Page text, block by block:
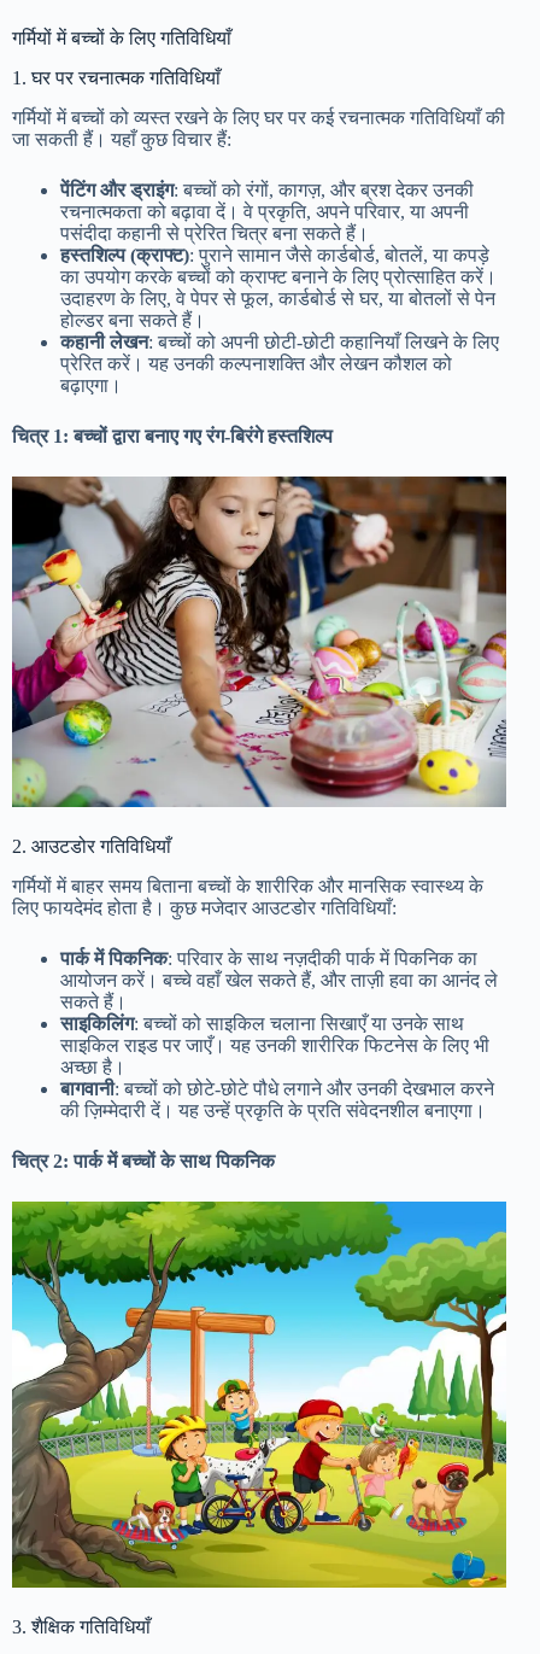
गर्मियों में बच्चों के लिए गतिविधियाँ
1. घर पर रचनात्मक गतिविधियाँ
गर्मियों में बच्चों को व्यस्त रखने के लिए घर पर कई रचनात्मक गतिविधियाँ की
जा सकती हैं। यहाँ कुछ विचार हैं:
पेंटिंग और ड्राइंग: बच्चों को रंगों, कागज़, और ब्रश देकर उनकी
रचनात्मकता को बढ़ावा दें। वे प्रकृति, अपने परिवार, या अपनी
पसंदीदा कहानी से प्रेरित चित्र बना सकते हैं।
हस्तशिल्प (क्राफ्ट): पुराने सामान जैसे कार्डबोर्ड, बोतलें, या कपड़े
का उपयोग करके बच्चों को क्राफ्ट बनाने के लिए प्रोत्साहित करें।
उदाहरण के लिए, वे पेपर से फूल, कार्डबोर्ड से घर, या बोतलों से पेन
होल्डर बना सकते हैं।
कहानी लेखन: बच्चों को अपनी छोटी-छोटी कहानियाँ लिखने के लिए
प्रेरित करें। यह उनकी कल्पनाशक्ति और लेखन कौशल को
बढ़ाएगा।
चित्र 1: बच्चों द्वारा बनाए गए रंग-बिरंगे हस्तशिल्प
2. आउटडोर गतिविधियाँ
गर्मियों में बाहर समय बिताना बच्चों के शारीरिक और मानसिक स्वास्थ्य के
लिए फायदेमंद होता है। कुछ मजेदार आउटडोर गतिविधियाँ:
पार्क में पिकनिक: परिवार के साथ नज़दीकी पार्क में पिकनिक का
आयोजन करें। बच्चे वहाँ खेल सकते हैं, और ताज़ी हवा का आनंद ले
सकते हैं।
साइकिलिंग: बच्चों को साइकिल चलाना सिखाएँ या उनके साथ
साइकिल राइड पर जाएँ। यह उनकी शारीरिक फिटनेस के लिए भी
अच्छा है।
बागवानी: बच्चों को छोटे-छोटे पौधे लगाने और उनकी देखभाल करने
की ज़िम्मेदारी दें। यह उन्हें प्रकृति के प्रति संवेदनशील बनाएगा।
चित्र 2: पार्क में बच्चों के साथ पिकनिक
3. शैक्षिक गतिविधियाँ